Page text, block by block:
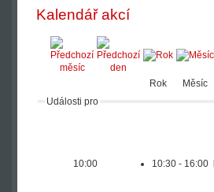
Kalendář akcí
Rok Měsíc
Události pro
10:00 10:30 - 16:00